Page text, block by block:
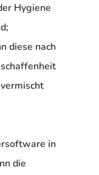
Hygiene
diese nach
in
die